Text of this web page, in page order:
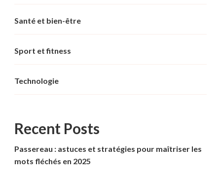
Santé et bien-être
Sport et fitness
Technologie
Recent Posts
Passereau : astuces et stratégies pour maîtriser les
mots fléchés en 2025